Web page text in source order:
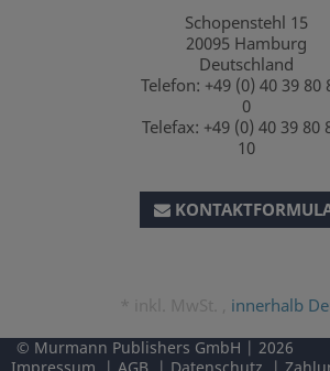
Schopenstehl 15
20095 Hamburg
Deutschland
Telefon: +49 (0) 40 39 80
0
Telefax: +49 (0) 40 39 80
10
innerhalb
Murmann Publishers GmbH
2026